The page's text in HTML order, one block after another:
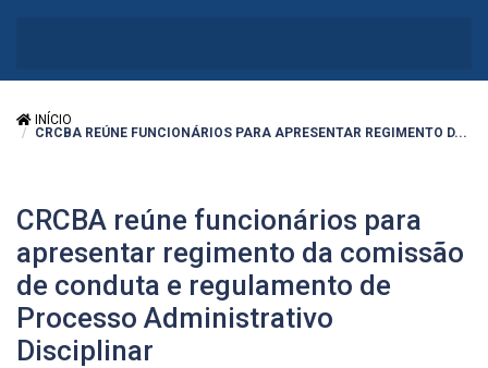
INÍCIO
CRCBA REÚNE FUNCIONÁRIOS PARA APRESENTAR REGIMENTO D...
CRCBA reúne funcionários para
apresentar regimento da comissão
de conduta e regulamento de
Processo Administrativo
Disciplinar